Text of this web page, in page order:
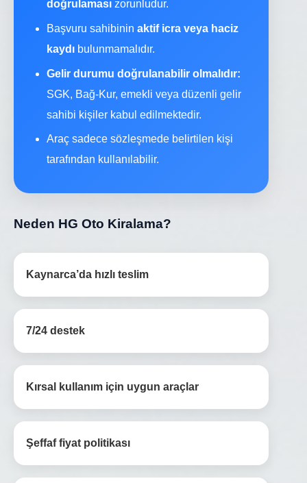
doğrulaması zorunludur.
Başvuru sahibinin aktif icra veya haciz
kaydı bulunmamalıdır.
Gelir durumu doğrulanabilir olmalıdır:
SGK, Bağ-Kur, emekli veya düzenli gelir
sahibi kişiler kabul edilmektedir.
Araç sadece sözleşmede belirtilen kişi
tarafından kullanılabilir.
Neden HG Oto Kiralama?
Kaynarca’da hızlı teslim
7/24 destek
Kırsal kullanım için uygun araçlar
Şeffaf fiyat politikası